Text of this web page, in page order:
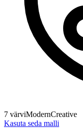
7 värviModernCreative
Kasuta seda malli